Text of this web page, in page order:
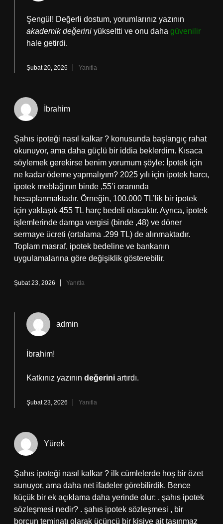
Şengül! Değerli dostum, yorumlarınız yazının
akademik değerini yükseltti ve onu daha güvenilir
hale getirdi.
Şubat 20, 2026 Yanıtla
İbrahim
Şahıs ipoteği nasıl kalkar ? konusunda başlangıç rahat
okunuyor, ama daha güçlü bir iddia beklerdim. Kısaca
söylemek gerekirse benim yorumum şöyle: İpotek için
ne kadar ödeme yapmalıyım? 2025 yılı için ipotek harcı,
ipotek meblağının binde ,55’i oranında
hesaplanmaktadır. Örneğin, 100.000 TL’lik bir ipotek
için yaklaşık 455 TL harç bedeli olacaktır. Ayrıca, ipotek
işlemlerinde damga vergisi (binde ,48) ve döner
sermaye ücreti (ortalama .299 TL) de alınmaktadır.
Toplam masraf, ipotek bedeline ve bankanın
uygulamalarına göre değişiklik gösterebilir.
Şubat 23, 2026 Yanıtla
admin
İbrahim!
Katkınız yazının değerini artırdı.
Şubat 23, 2026 Yanıtla
Yürek
Şahıs ipoteği nasıl kalkar ? ilk cümlelerde hoş bir özet
sunuyor, ama daha net ifadeler görebilirdik. Bence
küçük bir ek açıklama daha yerinde olur: . şahıs ipotek
sözleşmesi nedir? . şahıs ipotek sözleşmesi , bir
borcun teminatı olarak üçüncü bir kişiye ait taşınmaz